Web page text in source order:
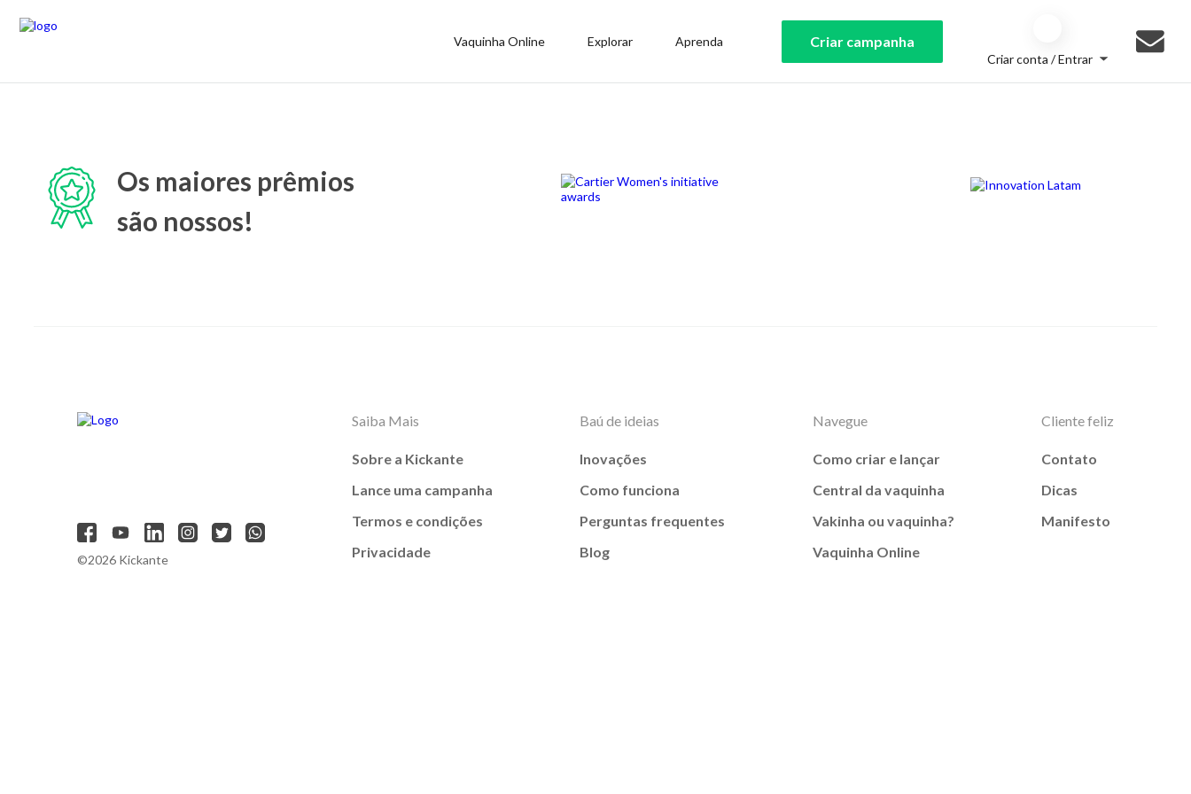
Vaquinha Online Explorar Aprenda Criar campanha
Criar conta / Entrar
Os maiores prêmios
são nossos!
©2026 Kickante
Saiba Mais
Sobre a Kickante
Lance uma campanha
Termos e condições
Privacidade
Baú de ideias
Inovações
Como funciona
Perguntas frequentes
Blog
Navegue
Como criar e lançar
Central da vaquinha
Vakinha ou vaquinha?
Vaquinha Online
Cliente feliz
Contato
Dicas
Manifesto